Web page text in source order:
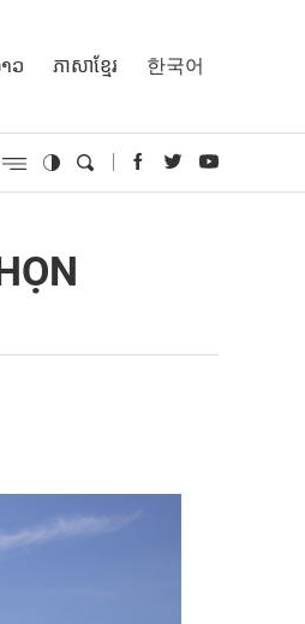
ວ ភាសាខ្មែរ 한국어